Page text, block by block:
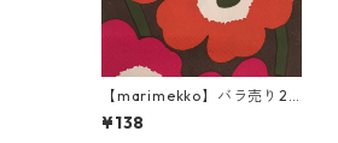
【marimekko】バラ売り2
枚 ランチサイズ ペーパーナ
プキン UNIKKO ブラウン×
¥138